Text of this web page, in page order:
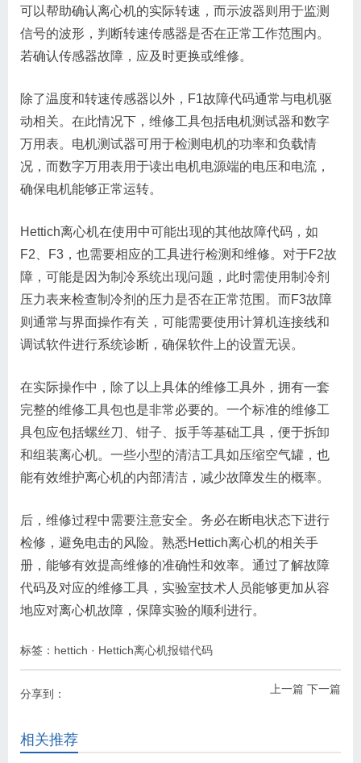
可以帮助确认离心机的实际转速，而示波器则用于监测
信号的波形，判断转速传感器是否在正常工作范围内。
若确认传感器故障，应及时更换或维修。
除了温度和转速传感器以外，F1故障代码通常与电机驱
动相关。在此情况下，维修工具包括电机测试器和数字
万用表。电机测试器可用于检测电机的功率和负载情
况，而数字万用表用于读出电机电源端的电压和电流，
确保电机能够正常运转。
Hettich离心机在使用中可能出现的其他故障代码，如
F2、F3，也需要相应的工具进行检测和维修。对于F2故
障，可能是因为制冷系统出现问题，此时需使用制冷剂
压力表来检查制冷剂的压力是否在正常范围。而F3故障
则通常与界面操作有关，可能需要使用计算机连接线和
调试软件进行系统诊断，确保软件上的设置无误。
在实际操作中，除了以上具体的维修工具外，拥有一套
完整的维修工具包也是非常必要的。一个标准的维修工
具包应包括螺丝刀、钳子、扳手等基础工具，便于拆卸
和组装离心机。一些小型的清洁工具如压缩空气罐，也
能有效维护离心机的内部清洁，减少故障发生的概率。
后，维修过程中需要注意安全。务必在断电状态下进行
检修，避免电击的风险。熟悉Hettich离心机的相关手
册，能够有效提高维修的准确性和效率。通过了解故障
代码及对应的维修工具，实验室技术人员能够更加从容
地应对离心机故障，保障实验的顺利进行。
标签： hettich · Hettich离心机报错代码
上一篇 下一篇
分享到：
相关推荐